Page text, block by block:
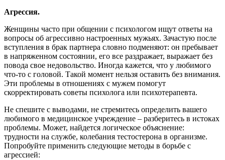
Агрессия.
Женщины часто при общении с психологом ищут ответы на
вопросы об агрессивно настроенных мужьях. Зачастую после
вступления в брак партнера словно подменяют: он пребывает
в напряженном состоянии, его все раздражает, выражает без
повода свое недовольство. Иногда кажется, что у любимого
что-то с головой. Такой момент нельзя оставить без внимания.
Эти проблемы в отношениях с мужем помогут
скорректировать советы психолога или психотерапевта.
Не спешите с выводами, не стремитесь определить вашего
любимого в медицинское учреждение – разберитесь в истоках
проблемы. Может, найдется логическое объяснение:
трудности на службе, колебания тестостерона в организме.
Попробуйте применить следующие методы в борьбе с
агрессией: